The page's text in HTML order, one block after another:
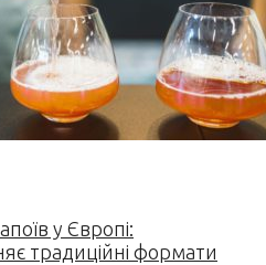
у Європі:
традиційні формати